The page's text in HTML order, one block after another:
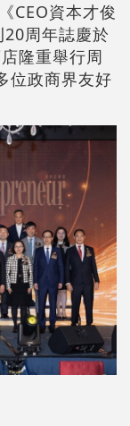
CEO資本才俊
周年誌慶於
隆重舉行周
位政商界友好